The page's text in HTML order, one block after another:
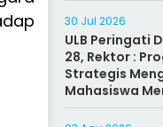
30 Jul 2026
ULB Peringati
28, Rektor :
Strategis
Mahasiswa
Malaysia